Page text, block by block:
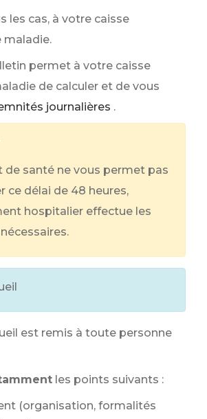
les cas, à votre caisse
maladie.
permet à votre caisse
de calculer et de vous
journalières .
de santé ne vous permet pas
ce délai de 48 heures,
hospitalier effectue les
est remis à toute personne
les points suivants :
(organisation, formalités